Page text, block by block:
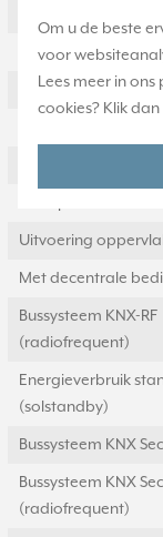
Om u de beste
voor
Lees meer in ons
cookies? Klik dan
RAL-nummer
Uitvoering
Met decentrale
Bussysteem KNX-RF
(radiofrequent)
Energieverbruik
(solstandby)
Bussysteem KNX
Bussysteem KNX
(radiofrequent)